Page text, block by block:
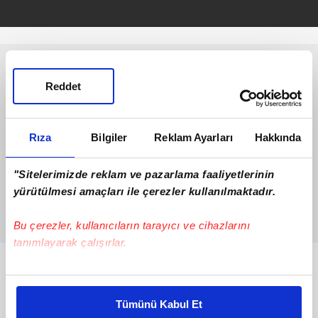
Rıza Bilgiler Reklam Ayarları Hakkında
"Sitelerimizde reklam ve pazarlama faaliyetlerinin
yürütülmesi amaçları ile çerezler kullanılmaktadır.
Bu çerezler, kullanıcıların tarayıcı ve cihazlarını
tanımlayarak çalışırlar.
Bu çerezlere izin vermeniz halinde sizlere özel
daha iyi reklam deneyimi yaşatabiliriz. Bunu yaparken
Tümünü Kabul Et
Reddet
Bunlar da Var